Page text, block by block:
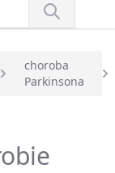
choroba
Parkinsona